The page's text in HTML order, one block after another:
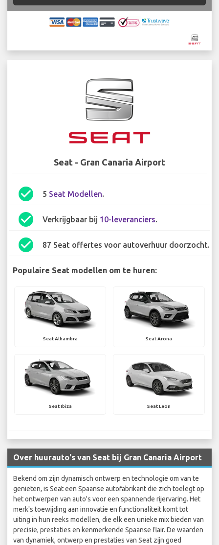
Seat - Gran Canaria Airport
check_circle 5 Seat Modellen.
check_circle Verkrijgbaar bij 10-leveranciers.
check_circle 87 Seat offertes voor autoverhuur doorzocht.
Populaire Seat modellen om te huren:
Seat Alhambra Seat Arona
Seat Ibiza Seat Leon
Over huurauto's van Seat bij Gran Canaria Airport
Bekend om zijn dynamisch ontwerp en technologie om van te
genieten, is Seat een Spaanse autofabrikant die zich toelegt op
het ontwerpen van auto's voor een spannende rijervaring. Het
merk's toewijding aan innovatie en functionaliteit komt tot
uiting in hun reeks modellen, die elk een unieke mix bieden van
precisie, prestaties en kenmerkende Spaanse flair. De waarden
van dynamiek, ontwerp en prestaties van Seat zijn goed